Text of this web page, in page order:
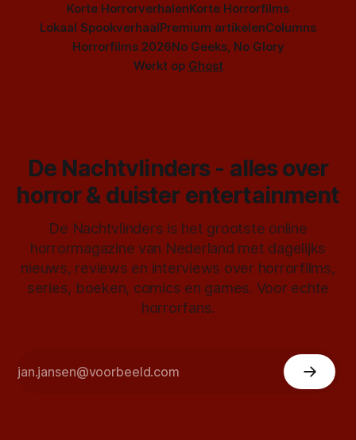
Korte HorrorverhalenKorte Horrorfilms
Lokaal SpookverhaalPremium artikelenColumns
Horrorfilms 2026No Geeks, No Glory
Werkt op Ghost
De Nachtvlinders - alles over
horror & duister entertainment
De Nachtvlinders is het grootste online
horrormagazine van Nederland met dagelijks
nieuws, reviews en interviews over horrorfilms,
series, boeken, comics en games. Voor echte
horrorfans.